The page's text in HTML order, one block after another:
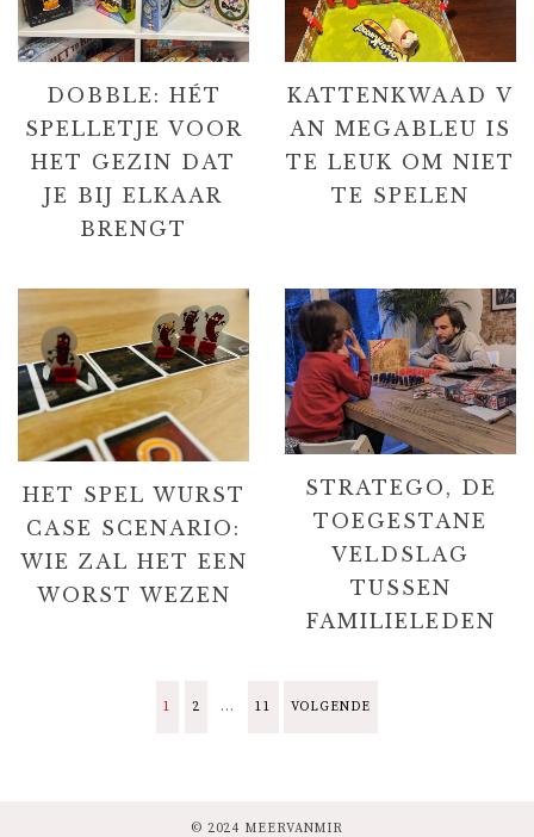
DOBBLE: HÉT
SPELLETJE VOOR
HET GEZIN DAT
JE BIJ ELKAAR
BRENGT
KATTENKWAAD V
AN MEGABLEU IS
TE LEUK OM NIET
TE SPELEN
HET SPEL WURST
CASE SCENARIO:
WIE ZAL HET EEN
WORST WEZEN
STRATEGO, DE
TOEGESTANE
VELDSLAG
TUSSEN
FAMILIELEDEN
B
1 2 … 11 VOLGENDE
© 2024 MEERVANMIR